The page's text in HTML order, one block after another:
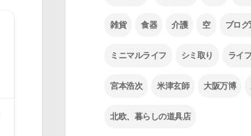
雑貨 食器 介護 空 ブロ
ミニマルライフ シミ取り ライ
宮本浩次 米津玄師 大阪万博
北欧、暮らしの道具店